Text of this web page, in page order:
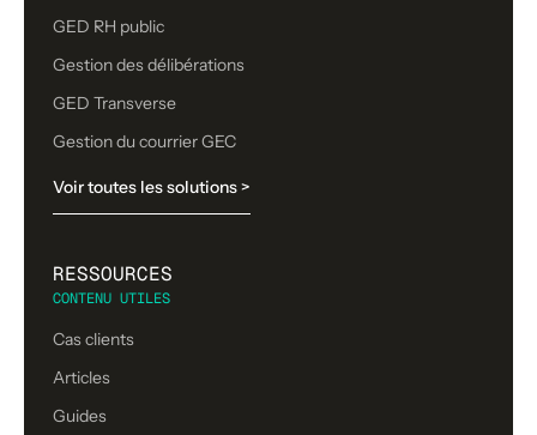
GED RH public
Gestion des délibérations
GED Transverse
Gestion du courrier GEC
Voir toutes les solutions >
RESSOURCES
CONTENU UTILES
Cas clients
Articles
Guides